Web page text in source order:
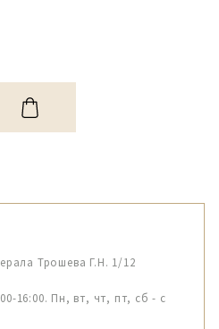
Трошева Г.Н. 1/12
16:00. Пн, вт, чт, пт, сб - с